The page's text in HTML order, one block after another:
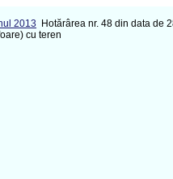
2013
Hotărârea nr. 48 din data de
cu teren